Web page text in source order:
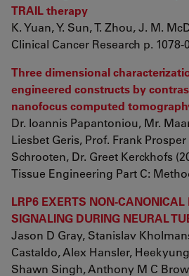
TRAIL therapy
K. Yuan, Y. Sun, T. Zhou, J. M.
Clinical Cancer Research p. 1078-
Three dimensional
engineered constructs by
nanofocus computed
Dr. Ioannis Papantoniou, Mr.
Liesbet Geris, Prof. Frank
Schrooten, Dr. Greet Kerckhofs
Tissue Engineering Part C:
LRP6 EXERTS NON-CANONICAL
SIGNALING DURING NEURAL
Jason D Gray, Stanislav
Castaldo, Alex Hansler,
Shawn Singh, Anthony M C